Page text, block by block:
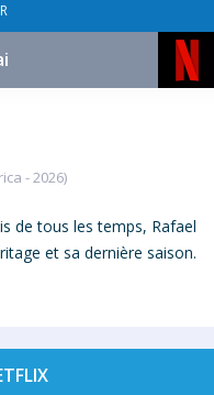
- 2026)
de tous les temps, Rafael
et sa dernière saison.